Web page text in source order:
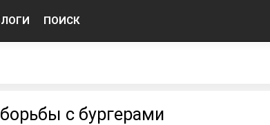
ПОИСК
с бургерами